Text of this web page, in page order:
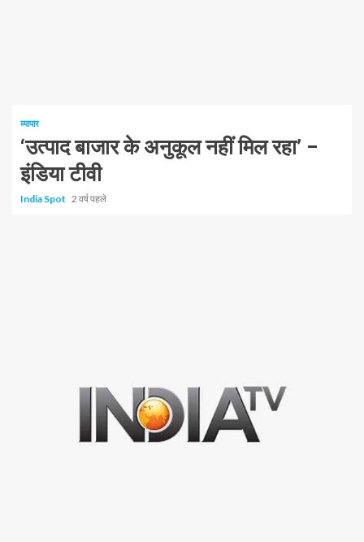
व्यापार
‘उत्पाद बाजार के अनुकूल नहीं मिल रहा’ –
इंडिया टीवी
India Spot 2 वर्ष पहले